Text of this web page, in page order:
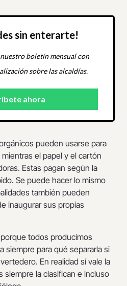
sin enterarte!
boletín mensual con
sobre las alcaldías.
pueden usarse para
el papel y el cartón
Estas pagan según la
Se puede hacer lo mismo
también pueden
inaugurar sus propias
todos producimos
siempre para qué separarla si
En realidad sí vale la
siempre la clasifican e incluso